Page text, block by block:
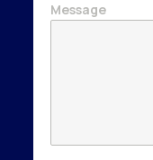
Message